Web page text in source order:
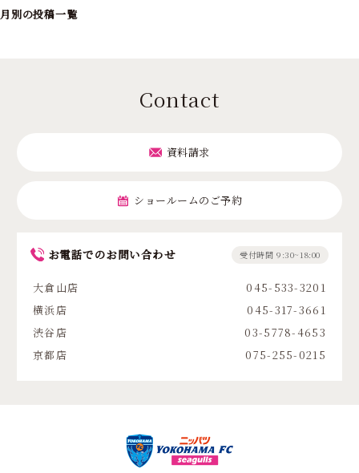
月別の投稿一覧
Contact
資料請求
ショールームのご予約
お電話でのお問い合わせ 受付時間 9:30~18:00
大倉山店
045-533-3201
横浜店
045-317-3661
渋谷店
03-5778-4653
京都店
075-255-0215